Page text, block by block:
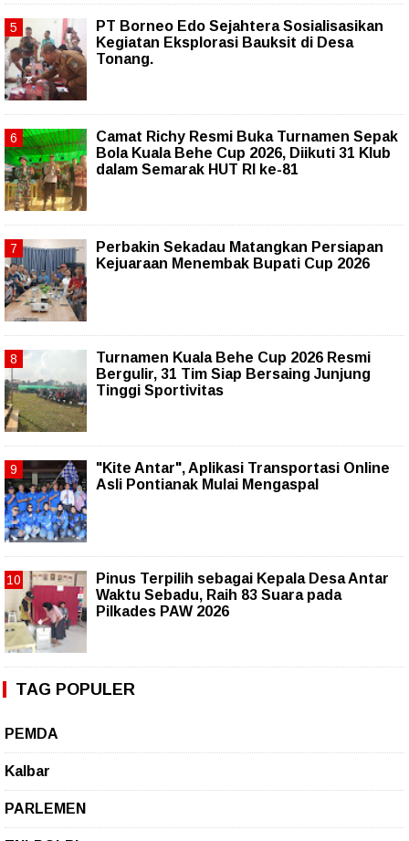
PT Borneo Edo Sejahtera Sosialisasikan
Kegiatan Eksplorasi Bauksit di Desa
Tonang.
Camat Richy Resmi Buka Turnamen Sepak
Bola Kuala Behe Cup 2026, Diikuti 31 Klub
dalam Semarak HUT RI ke-81
Perbakin Sekadau Matangkan Persiapan
Kejuaraan Menembak Bupati Cup 2026
Turnamen Kuala Behe Cup 2026 Resmi
Bergulir, 31 Tim Siap Bersaing Junjung
Tinggi Sportivitas
"Kite Antar", Aplikasi Transportasi Online
Asli Pontianak Mulai Mengaspal
Pinus Terpilih sebagai Kepala Desa Antar
Waktu Sebadu, Raih 83 Suara pada
Pilkades PAW 2026
TAG POPULER
PEMDA
Kalbar
PARLEMEN